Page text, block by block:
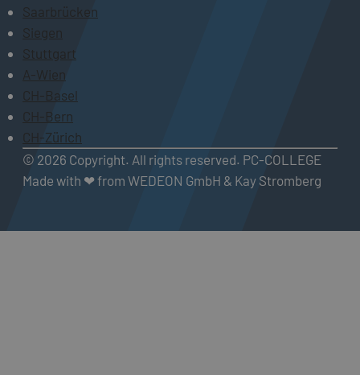
Saarbrücken
Siegen
Stuttgart
A-Wien
CH-Basel
CH-Bern
CH-Zürich
© 2026 Copyright. All rights reserved. PC-COLLEGE
Made with ❤ from WEDEON GmbH & Kay Stromberg